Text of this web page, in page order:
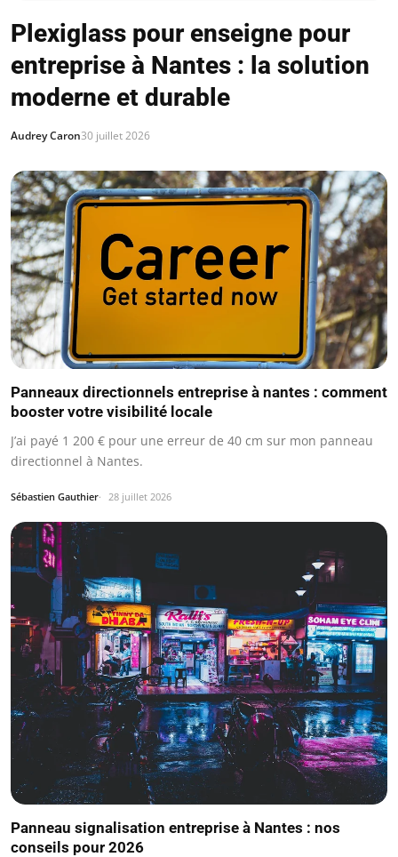
Plexiglass pour enseigne pour
entreprise à Nantes : la solution
moderne et durable
Audrey Caron30 juillet 2026
Panneaux directionnels entreprise à nantes : comment
booster votre visibilité locale
J’ai payé 1 200 € pour une erreur de 40 cm sur mon panneau
directionnel à Nantes.
Sébastien Gauthier 28 juillet 2026
Panneau signalisation entreprise à Nantes : nos
conseils pour 2026